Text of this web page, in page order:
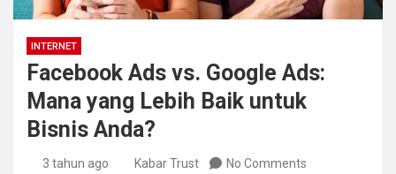
INTERNET
Facebook Ads vs. Google Ads:
Mana yang Lebih Baik untuk
Bisnis Anda?
3 tahun ago Kabar Trust No Comments